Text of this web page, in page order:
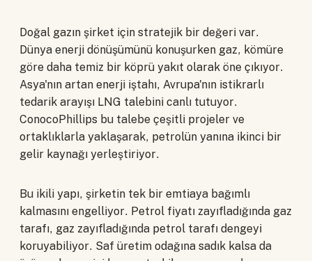
Doğal gazın şirket için stratejik bir değeri var.
Dünya enerji dönüşümünü konuşurken gaz, kömüre
göre daha temiz bir köprü yakıt olarak öne çıkıyor.
Asya'nın artan enerji iştahı, Avrupa'nın istikrarlı
tedarik arayışı LNG talebini canlı tutuyor.
ConocoPhillips bu talebe çeşitli projeler ve
ortaklıklarla yaklaşarak, petrolün yanına ikinci bir
gelir kaynağı yerleştiriyor.
Bu ikili yapı, şirketin tek bir emtiaya bağımlı
kalmasını engelliyor. Petrol fiyatı zayıfladığında gaz
tarafı, gaz zayıfladığında petrol tarafı dengeyi
koruyabiliyor. Saf üretim odağına sadık kalsa da